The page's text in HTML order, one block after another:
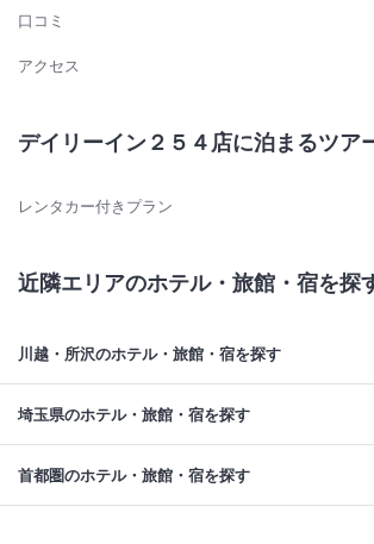
口コミ
アクセス
デイリーイン２５４店に泊まるツア
レンタカー付きプラン
近隣エリアのホテル・旅館・宿を探
川越・所沢のホテル・旅館・宿を探す
埼玉県のホテル・旅館・宿を探す
首都圏のホテル・旅館・宿を探す